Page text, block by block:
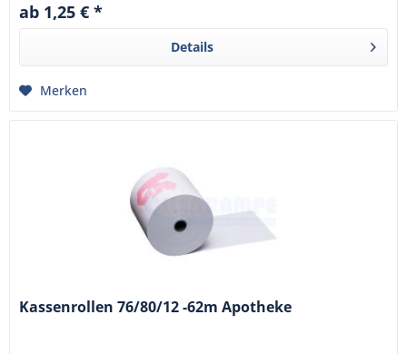
ab 1,25 € *
Details
Merken
Kassenrollen 76/80/12 -62m Apotheke